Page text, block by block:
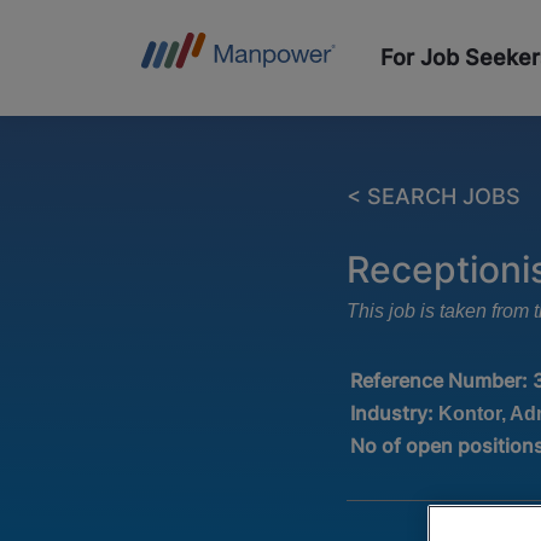
For Job
< SEARCH JOBS
This job is taken from
Reference Number:
Industry: Kontor,
No of open